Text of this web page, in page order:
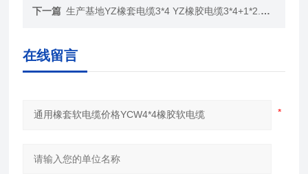
下一篇 生产基地YZ橡套电缆3*4 YZ橡胶电缆3*4+1*2.5报价
在线留言